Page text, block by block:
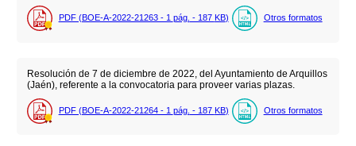
PDF (BOE-A-2022-21263 - 1 pág. - 187 KB) Otros formatos
Resolución de 7 de diciembre de 2022, del Ayuntamiento de Arquillos
(Jaén), referente a la convocatoria para proveer varias plazas.
PDF (BOE-A-2022-21264 - 1 pág. - 187 KB) Otros formatos